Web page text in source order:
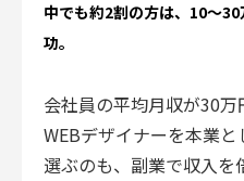
中でも約2割の方は、10〜
功。
会社員の平均月収が30万
WEBデザイナーを本業
選ぶのも、副業で収入を